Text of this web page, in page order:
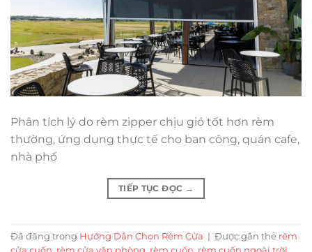
Phân tích lý do rèm zipper chịu gió tốt hơn rèm
thường, ứng dụng thực tế cho ban công, quán cafe,
nhà phố
TIẾP TỤC ĐỌC →
Đã đăng trong Hướng Dẫn Chọn Rèm Cửa | Được gắn thẻ rèm